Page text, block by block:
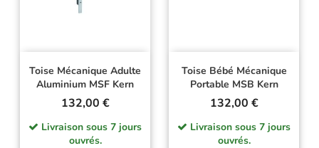
Toise Mécanique Adulte
Aluminium MSF Kern
Prix
132,00 €
Livraison sous 7 jours
ouvrés.
Toise Bébé Mécanique
Portable MSB Kern
Prix
132,00 €
Livraison sous 7 jours
ouvrés.